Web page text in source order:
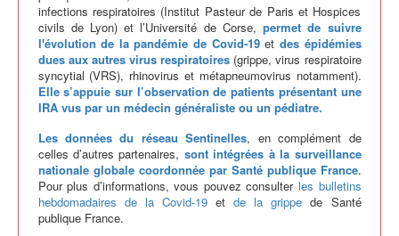
infections respiratoires (Institut Pasteur de Paris et Hospices
civils de Lyon) et l’Université de Corse,permet de suivre
l'évolution de la pandémie de Covid-19et des épidémies
dues aux autres virus respiratoires (grippe, virus respiratoire
syncytial (VRS), rhinovirus et métapneumovirus notamment).
Elle s’appuie sur l’observation de patients présentant une
IRA vus par un médecin généraliste ou un pédiatre.
Les données du réseau Sentinelles, en complément de
celles d’autres partenaires, sont intégrées à la surveillance
nationale globale coordonnée par Santé publique France.
Pour plus d’informations, vous pouvez consulter les bulletins
hebdomadaires de la Covid-19etde la grippe de Santé
publique France.